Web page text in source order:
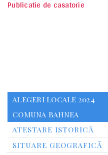
Publicatie de casatorie
ALEGERI LOCALE 2024
COMUNA BAHNEA
ATESTARE ISTORICĂ
SITUARE GEOGRAFICĂ